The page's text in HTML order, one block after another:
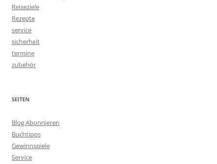
Reiseziele
Rezepte
service
sicherheit
termine
zubehör
SEITEN
Blog Abonnieren
Buchtipps
Gewinnspiele
Service